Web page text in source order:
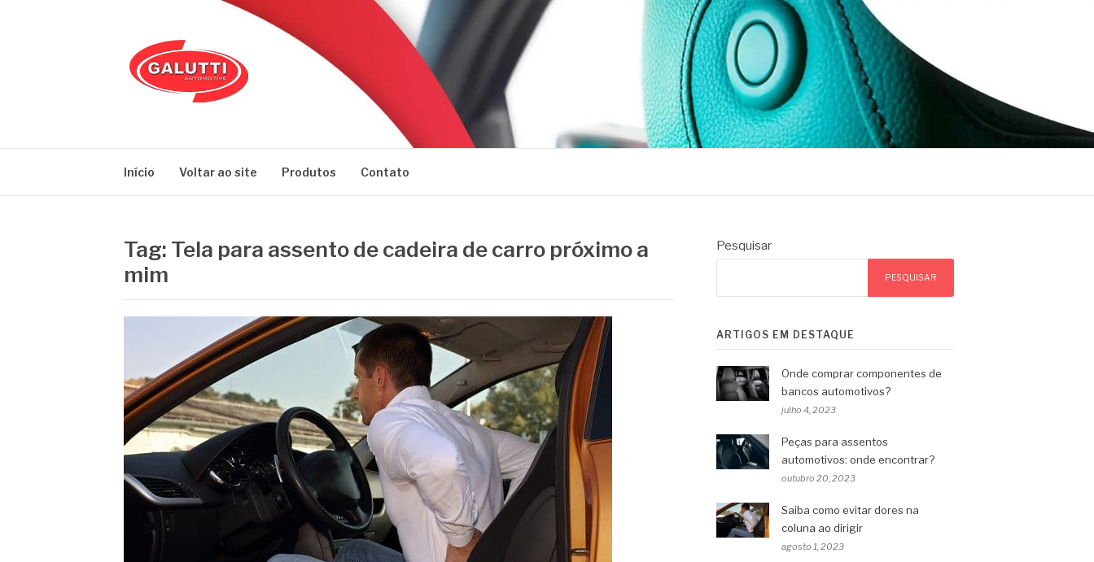
Início Voltar ao site Produtos Contato
Tag: Tela para assento de cadeira de carro próximo a
mim
Pesquisar
PESQUISAR
ARTIGOS EM DESTAQUE
Onde comprar componentes de
bancos automotivos?
julho 4, 2023
Peças para assentos
automotivos: onde encontrar?
outubro 20, 2023
Saiba como evitar dores na
coluna ao dirigir
agosto 1, 2023